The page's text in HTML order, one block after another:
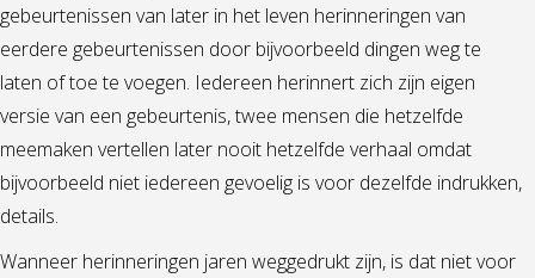
gebeurtenissen van later in het leven herinneringen van
eerdere gebeurtenissen door bijvoorbeeld dingen weg te
laten of toe te voegen. Iedereen herinnert zich zijn eigen
versie van een gebeurtenis, twee mensen die hetzelfde
meemaken vertellen later nooit hetzelfde verhaal omdat
bijvoorbeeld niet iedereen gevoelig is voor dezelfde indrukken,
details.
Wanneer herinneringen jaren weggedrukt zijn, is dat niet voor